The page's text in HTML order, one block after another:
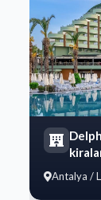
Antalya /